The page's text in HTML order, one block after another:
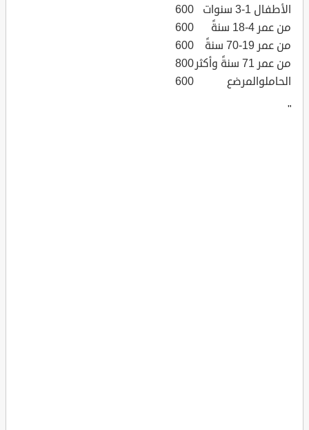
الأطفال 1-3 سنوات
600
من عمر 4-18 سنةً
600
من عمر 19-70 سنةً
600
من عمر 71 سنةً وأكثر
800
الحاملوالمرضع
600
"